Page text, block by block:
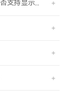
中国大陆地区销售的vivo手机/iQOO手机是否支持显示国外号码的归属地信息？